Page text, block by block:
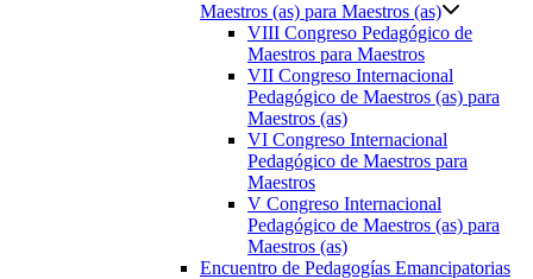
Maestros (as) para Maestros (as)
VIII Congreso Pedagógico de
Maestros para Maestros
VII Congreso Internacional
Pedagógico de Maestros (as) para
Maestros (as)
VI Congreso Internacional
Pedagógico de Maestros para
Maestros
V Congreso Internacional
Pedagógico de Maestros (as) para
Maestros (as)
Encuentro de Pedagogías Emancipatorias